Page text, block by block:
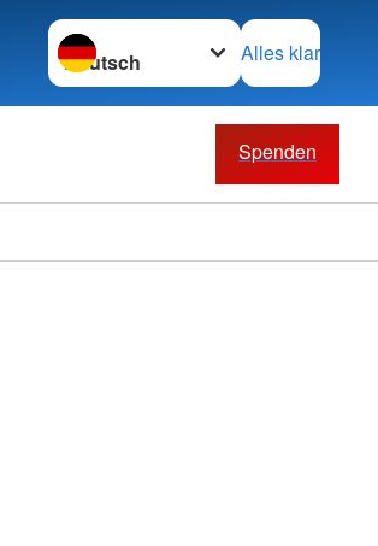
Sprache wechseln zu
Alles klar
Spenden